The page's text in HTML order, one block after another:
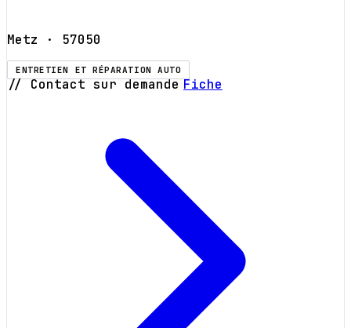
Metz · 57050
ENTRETIEN ET RÉPARATION AUTO
// Contact sur demande Fiche